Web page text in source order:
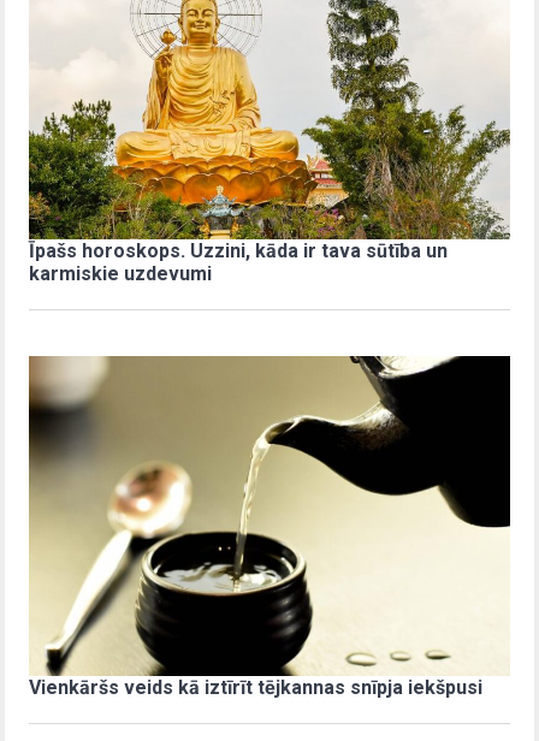
Īpašs horoskops. Uzzini, kāda ir tava sūtība un
karmiskie uzdevumi
Vienkāršs veids kā iztīrīt tējkannas snīpja iekšpusi